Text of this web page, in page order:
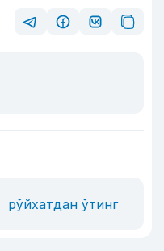
рўйхатдан ўтинг